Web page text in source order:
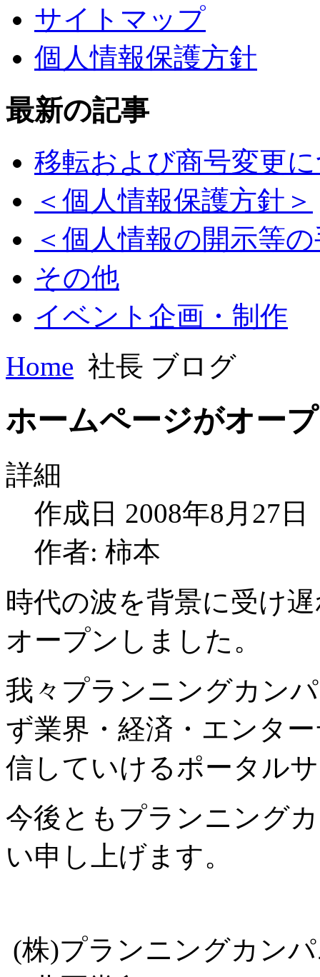
サイトマップ
個人情報保護方針
最新の記事
移転および商号変更
＜個人情報保護方針＞
＜個人情報の開示等
その他
イベント企画・制作
Home 社長 ブログ
ホームページがオー
詳細
作成日 2008年8月27日
作者: 柿本
時代の波を背景に受け
オープンしました。
我々プランニングカン
ず業界・経済・エンタ
信していけるポータル
今後ともプランニング
い申し上げます。
(株)プランニングカン